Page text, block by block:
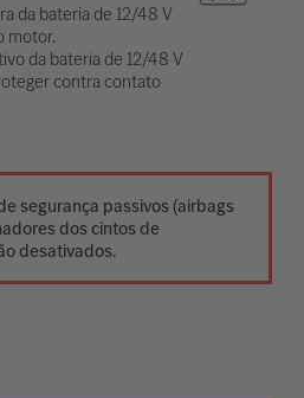
da bateria de 12/48 V
motor.
da bateria de 12/48 V
contra contato
segurança passivos (airbags
dos cintos de
desativados.